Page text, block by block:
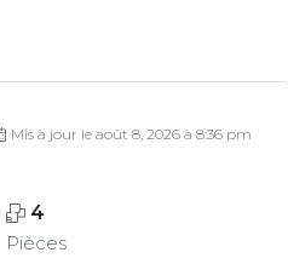
Mis à jour le août 8, 2026 à 8:36 pm
4
Pièces